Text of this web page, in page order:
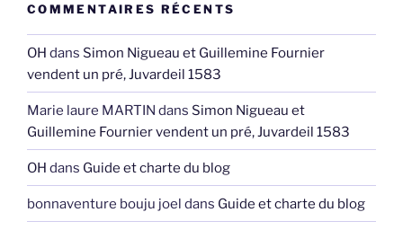
COMMENTAIRES RÉCENTS
OH dans Simon Nigueau et Guillemine Fournier
vendent un pré, Juvardeil 1583
Marie laure MARTIN dans Simon Nigueau et
Guillemine Fournier vendent un pré, Juvardeil 1583
OH dans Guide et charte du blog
bonnaventure bouju joel dans Guide et charte du blog